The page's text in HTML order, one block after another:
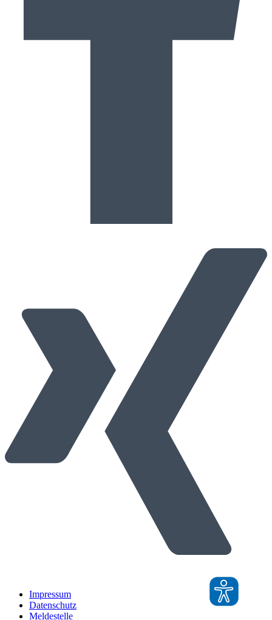
Impressum
Datenschutz
Meldestelle